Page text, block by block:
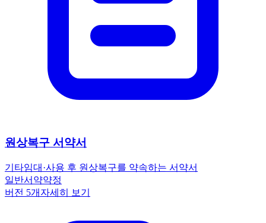
원상복구 서약서
기타임대·사용 후 원상복구를 약속하는 서약서
일반서약약정
버전 5개 자세히 보기